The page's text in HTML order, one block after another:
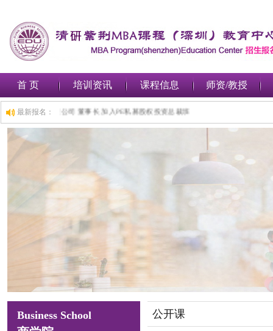
首 页 培训资讯 课程信息 师资/教授
最新报名：
,深圳***金融集团有限公司 董事长 加入PE私募股权投资总裁班
Business School 公开课